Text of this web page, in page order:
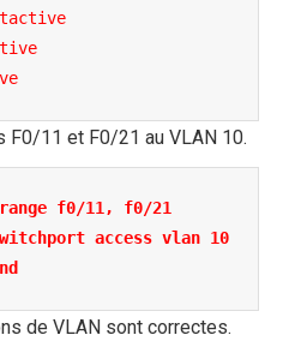
F0/11 et F0/21 au VLAN 10.
f0/11, f0/21
access vlan 10
de VLAN sont correctes.